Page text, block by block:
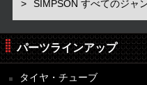
SIMPSON すべてのジャ
パーツラインアップ
タイヤ・チューブ